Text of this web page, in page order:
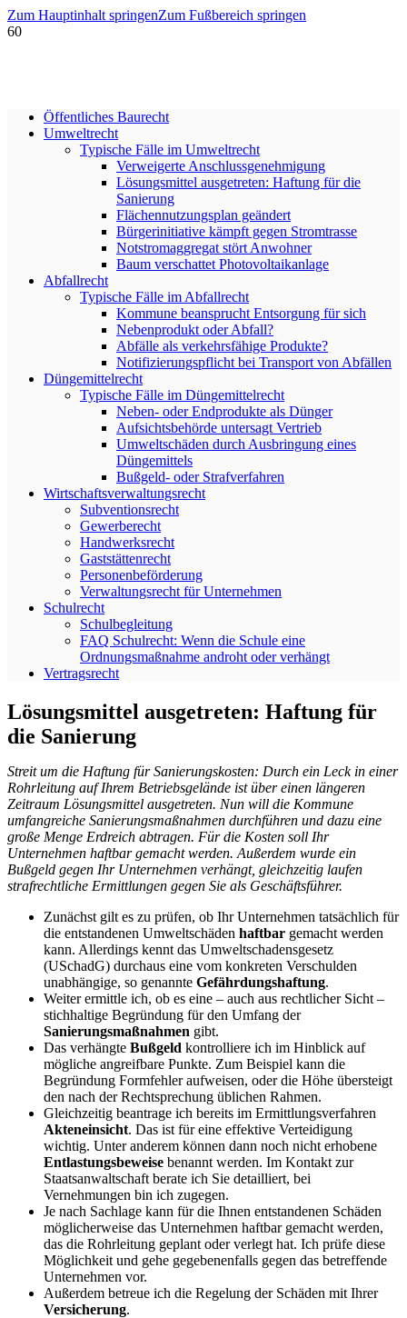
Zum Hauptinhalt springenZum Fußbereich springen
Öffentliches Baurecht
Umweltrecht
Typische Fälle im Umweltrecht
Verweigerte Anschlussgenehmigung
Lösungsmittel ausgetreten: Haftung für die
Sanierung
Flächennutzungsplan geändert
Bürgerinitiative kämpft gegen Stromtrasse
Notstromaggregat stört Anwohner
Baum verschattet Photovoltaikanlage
Abfallrecht
Typische Fälle im Abfallrecht
Kommune beansprucht Entsorgung für sich
Nebenprodukt oder Abfall?
Abfälle als verkehrsfähige Produkte?
Notifizierungspflicht bei Transport von Abfällen
Düngemittelrecht
Typische Fälle im Düngemittelrecht
Neben- oder Endprodukte als Dünger
Aufsichtsbehörde untersagt Vertrieb
Umweltschäden durch Ausbringung eines
Düngemittels
Bußgeld- oder Strafverfahren
Wirtschaftsverwaltungsrecht
Subventionsrecht
Gewerberecht
Handwerksrecht
Gaststättenrecht
Personenbeförderung
Verwaltungsrecht für Unternehmen
Schulrecht
Schulbegleitung
FAQ Schulrecht: Wenn die Schule eine
Ordnungsmaßnahme androht oder verhängt
Vertragsrecht
Lösungsmittel ausgetreten: Haftung für
die Sanierung
Streit um die Haftung für Sanierungskosten: Durch ein Leck in einer
Rohrleitung auf Ihrem Betriebsgelände ist über einen längeren
Zeitraum Lösungsmittel ausgetreten. Nun will die Kommune
umfangreiche Sanierungsmaßnahmen durchführen und dazu eine
große Menge Erdreich abtragen. Für die Kosten soll Ihr
Unternehmen haftbar gemacht werden. Außerdem wurde ein
Bußgeld gegen Ihr Unternehmen verhängt, gleichzeitig laufen
strafrechtliche Ermittlungen gegen Sie als Geschäftsführer.
Zunächst gilt es zu prüfen, ob Ihr Unternehmen tatsächlich für
die entstandenen Umweltschäden haftbar gemacht werden
kann. Allerdings kennt das Umweltschadensgesetz
(USchadG) durchaus eine vom konkreten Verschulden
unabhängige, so genannte Gefährdungshaftung.
Weiter ermittle ich, ob es eine – auch aus rechtlicher Sicht –
stichhaltige Begründung für den Umfang der
Sanierungsmaßnahmen gibt.
Das verhängte Bußgeld kontrolliere ich im Hinblick auf
mögliche angreifbare Punkte. Zum Beispiel kann die
Begründung Formfehler aufweisen, oder die Höhe übersteigt
den nach der Rechtsprechung üblichen Rahmen.
Gleichzeitig beantrage ich bereits im Ermittlungsverfahren
Akteneinsicht. Das ist für eine effektive Verteidigung
wichtig. Unter anderem können dann noch nicht erhobene
Entlastungsbeweise benannt werden. Im Kontakt zur
Staatsanwaltschaft berate ich Sie detailliert, bei
Vernehmungen bin ich zugegen.
Je nach Sachlage kann für die Ihnen entstandenen Schäden
möglicherweise das Unternehmen haftbar gemacht werden,
das die Rohrleitung geplant oder verlegt hat. Ich prüfe diese
Möglichkeit und gehe gegebenenfalls gegen das betreffende
Unternehmen vor.
Außerdem betreue ich die Regelung der Schäden mit Ihrer
Versicherung.